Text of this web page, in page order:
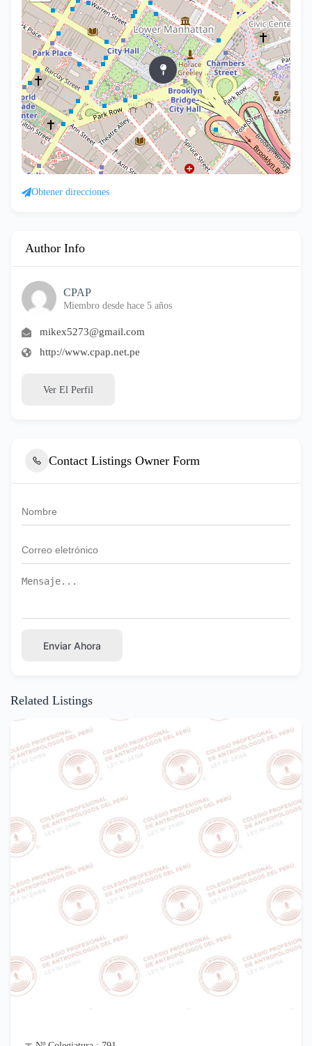
Obtener direcciones
Author Info
CPAP
Miembro desde hace 5 años
mikex5273@gmail.com
http://www.cpap.net.pe
Ver El Perfil
Contact Listings Owner Form
Enviar Ahora
Related Listings